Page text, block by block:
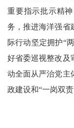
重要指示批示精
务，推进海洋强省
际行动坚定拥护“
好省委巡视整改及
动全面从严治党主
政建设和“一岗双